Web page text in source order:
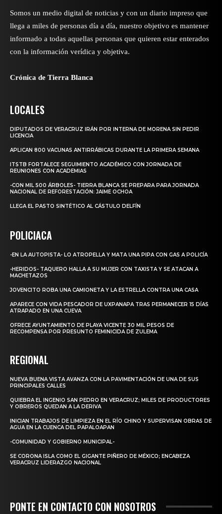
Somos un medio digital de noticias y con un diario impreso que
llega a miles de personas día a día, nuestro objetivo es mantener
informado a todas aquellas personas que quieren estar enterados
con la información verídica y objetiva.
Crónica de Tierra Blanca
LOCALES
DIPUTADOS DE VERACRUZ IRÁN POR INTERNA DE MORENA SIN PEDIR
LICENCIA
APLICAN 800 VACUNAS ANTIRRÁBICAS DURANTE LA PRIMERA SEMANA
ITSTB FORTALECE SEGUIMIENTO ACADÉMICO CON JORNADA DE
REUNIONES CON ACADEMIAS
-CON MIL 500 ÁRBOLES- TIERRA BLANCA SE PREPARA PARA JORNADA
NACIONAL DE REFORESTACIÓN: JAIME OCHOA
LLEGA EL PASTO SINTÉTICO AL CÁSTULO DELFÍN
POLICIACA
-EN LA AUTOPISTA- LO ATROPELLA Y MATA UNA PIPA CON GAS A POLICÍA
-HERIDOS- TAQUERO HALLA A SU MUJER CON TAXISTA Y SE ATACAN A
MACHETAZOS
JOVENCITO ROBA UNA CAMIONETA Y LA ESTRELLA CONTRA UNA CASA
APARECE CON VIDA PESCADOR DE UXPANAPA TRAS PERMANECER 15 DÍAS
ATRAPADO EN UNA CUEVA
OFRECE AYUNTAMIENTO DE PLAYA VICENTE 30 MIL PESOS DE
RECOMPENSA POR PRESUNTO FEMINICIDA DE ZULEMA
REGIONAL
NUEVA BUENA VISTA AVANZA CON LA PAVIMENTACIÓN DE UNA DE SUS
PRINCIPALES CALLES
QUIEBRA EL INGENIO SAN PEDRO EN VERACRUZ; MILES DE PRODUCTORES
Y OBREROS QUEDAN A LA DERIVA
INICIAN TRABAJOS DE LIMPIEZA EN EL RÍO CHINO Y SUPERVISAN OBRAS DE
AGUA EN LA CUENCA DEL PAPALOAPAN
-COMUNIDAD Y GOBIERNO MUNICIPAL-
SE CORONA ISLA COMO EL GIGANTE PIÑERO DE MÉXICO; ENCABEZA
VERACRUZ LIDERAZGO NACIONAL
PONTE EN CONTACTO CON NOSOTROS